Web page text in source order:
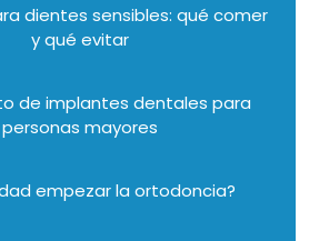
dientes sensibles: qué comer
y qué evitar
de implantes dentales para
personas mayores
empezar la ortodoncia?